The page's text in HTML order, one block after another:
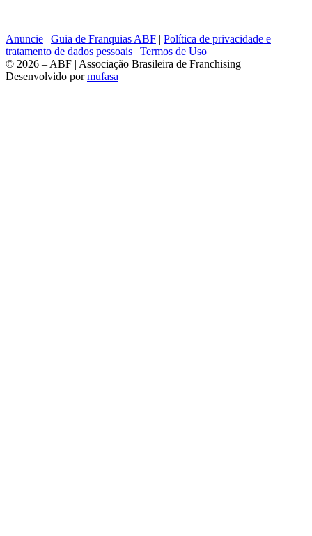
Anuncie | Guia de Franquias ABF | Política de privacidade e
tratamento de dados pessoais | Termos de Uso
© 2026 – ABF | Associação Brasileira de Franchising
Desenvolvido pormufasa